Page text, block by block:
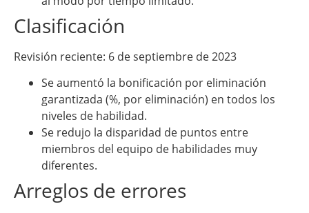
Clasificación
Revisión reciente: 6 de septiembre de 2023
Se aumentó la bonificación por eliminación
garantizada (%, por eliminación) en todos los
niveles de habilidad.
Se redujo la disparidad de puntos entre
miembros del equipo de habilidades muy
diferentes.
Arreglos de errores